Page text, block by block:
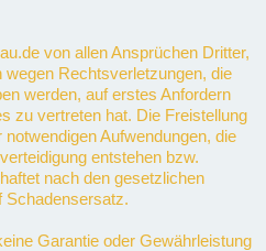
von allen Ansprüchen Dritter,
Rechtsverletzungen, die
werden, auf erstes Anfordern
zu vertreten hat. Die Freistellung
Aufwendungen, die
entstehen bzw.
nach den gesetzlichen
Schadensersatz.
Garantie oder Gewährleistung